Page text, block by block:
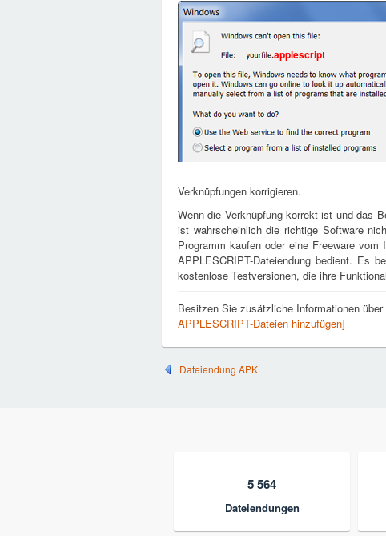
applescript
Verknüpfungen korrigieren.
Wenn die Verknüpfung korrekt ist und das
ist wahrscheinlich die richtige Software
Programm kaufen oder eine Freeware
APPLESCRIPT-Dateiendung bedient. Es
kostenlose Testversionen, die ihre
Besitzen Sie zusätzliche Informationen
APPLESCRIPT-Dateien hinzufügen]
Dateiendung APK
5 564
Dateiendungen